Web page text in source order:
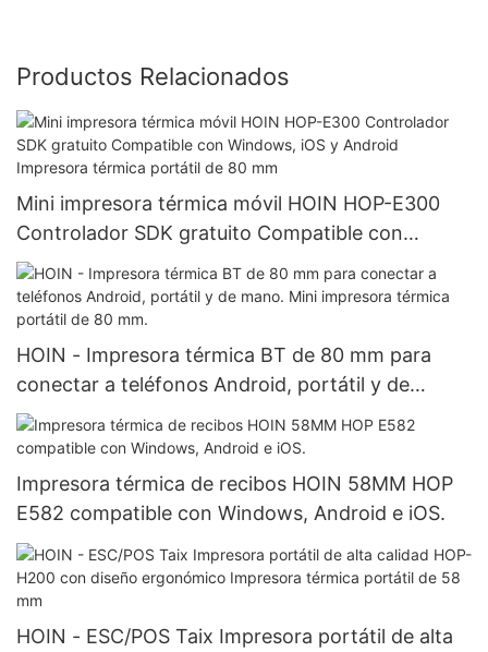
Productos Relacionados
Mini impresora térmica móvil HOIN HOP-E300
Controlador SDK gratuito Compatible con
Windows, iOS y Android Impresora térmica
portátil de 80 mm
HOIN - Impresora térmica BT de 80 mm para
conectar a teléfonos Android, portátil y de
mano. Mini impresora térmica portátil de 80 mm.
Impresora térmica de recibos HOIN 58MM HOP
E582 compatible con Windows, Android e iOS.
HOIN - ESC/POS Taix Impresora portátil de alta